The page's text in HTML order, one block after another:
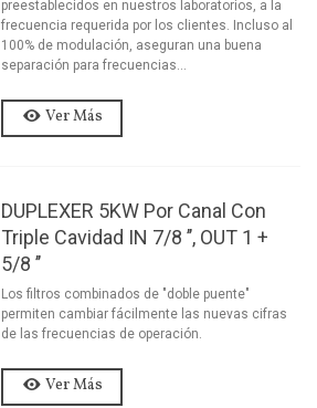
preestablecidos en nuestros laboratorios, a la
frecuencia requerida por los clientes. Incluso al
100% de modulación, aseguran una buena
separación para frecuencias...
Ver Más
DUPLEXER 5KW Por Canal Con
Triple Cavidad IN 7/8 ’’, OUT 1 +
5/8 ’’
Los filtros combinados de "doble puente"
permiten cambiar fácilmente las nuevas cifras
de las frecuencias de operación.
Ver Más